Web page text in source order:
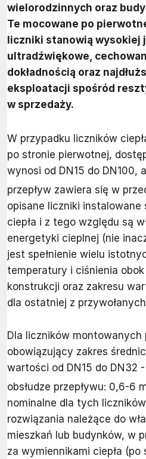
wielorodzinnych oraz
Te mocowane po
liczniki stanowią wysokiej
ultradźwiękowe,
dokładnością oraz
eksploatacji spośród
w sprzedaży.
W przypadku liczników
po stronie pierwotnej,
wynosi od DN15 do DN100,
przepływ zawiera się w
opisane liczniki instalowane
ciepła i z tego względu są
energetyki cieplnej (nie
jest spełnienie wielu
temperatury i ciśnienia obok
konstrukcji oraz zakresu
dla ostatniej z
Dla liczników
obowiązujący zakres
wartości od DN15 do DN32
obsłudze przepływu: 0,6-6
nominalne dla tych
rozwiązania należące do
mieszkań lub budynków, w
za wymiennikami ciepła (po